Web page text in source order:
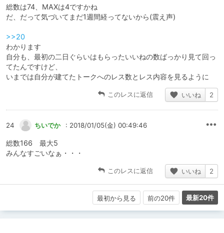
総数は74、MAXは4ですかね
だ、だって気づいてまだ1週間経ってないから(震え声)
>>20
わかります
自分も、最初の二日ぐらいはもらったいいねの数ばっかり見て回っ
てたんですけど、
いまでは自分が建てたトークへのレス数とレス内容を見るように
このレスに返信 いいね 2
24 ちいでか : 2018/01/05(金) 00:49:46
総数166 最大5
みんなすごいなぁ・・・
このレスに返信 いいね 2
最初から見る 前の20件 最新20件